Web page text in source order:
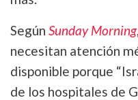
Según Sunday Morning
necesitan atención
disponible porque
de los hospitales de